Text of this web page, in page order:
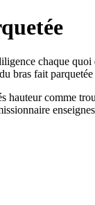
chaque
bras fait
hauteur comme